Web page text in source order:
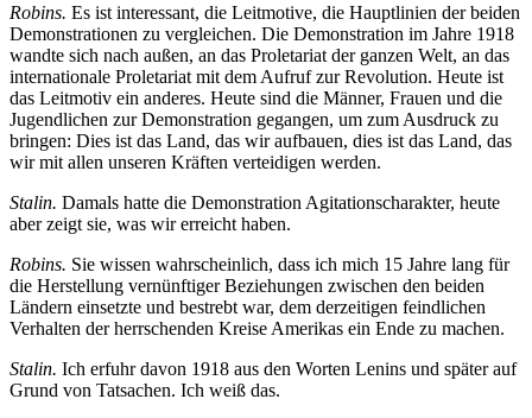
Robins. Es ist interessant, die Leitmotive, die Hauptlinien der beiden
Demonstrationen zu vergleichen. Die Demonstration im Jahre 1918
wandte sich nach außen, an das Proletariat der ganzen Welt, an das
internationale Proletariat mit dem Aufruf zur Revolution. Heute ist
das Leitmotiv ein anderes. Heute sind die Männer, Frauen und die
Jugendlichen zur Demonstration gegangen, um zum Ausdruck zu
bringen: Dies ist das Land, das wir aufbauen, dies ist das Land, das
wir mit allen unseren Kräften verteidigen werden.
Stalin. Damals hatte die Demonstration Agitationscharakter, heute
aber zeigt sie, was wir erreicht haben.
Robins. Sie wissen wahrscheinlich, dass ich mich 15 Jahre lang für
die Herstellung vernünftiger Beziehungen zwischen den beiden
Ländern einsetzte und bestrebt war, dem derzeitigen feindlichen
Verhalten der herrschenden Kreise Amerikas ein Ende zu machen.
Stalin. Ich erfuhr davon 1918 aus den Worten Lenins und später auf
Grund von Tatsachen. Ich weiß das.